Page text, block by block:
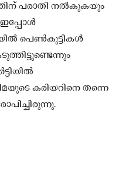
പരാതി നൽകുകയും
പെൺകുട്ടികൾ
കരിയറിനെ തന്നെ